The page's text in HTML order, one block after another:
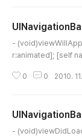
분을 All
정) 1) Wrapper
ach-O Type 항목 -
-
r:animated]; [self
0 0 2010.
-